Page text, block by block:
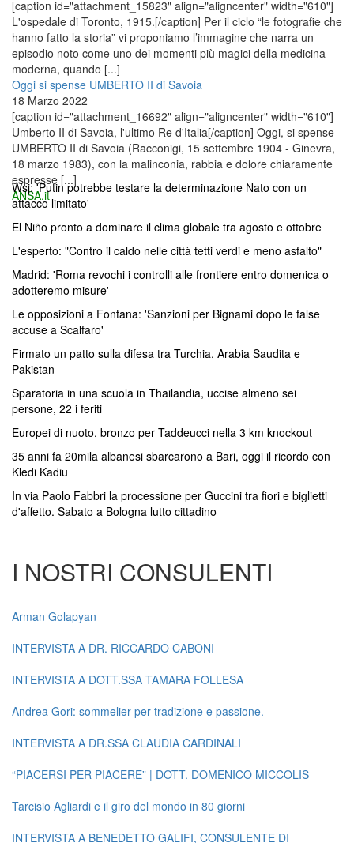
[caption id="attachment_15823" align="aligncenter" width="610"]
L'ospedale di Toronto, 1915.[/caption] Per il ciclo “le fotografie che
hanno fatto la storia” vi proponiamo l’immagine che narra un
episodio noto come uno dei momenti più magici della medicina
moderna, quando [...]
Oggi si spense UMBERTO II di Savoia
18 Marzo 2022
[caption id="attachment_16692" align="aligncenter" width="610"]
Umberto II di Savoia, l'ultimo Re d'Italia[/caption] Oggi, si spense
UMBERTO II di Savoia (Racconigi, 15 settembre 1904 - Ginevra,
18 marzo 1983), con la malinconia, rabbia e dolore chiaramente
espresse [...]
ANSA.it
Wsj: 'Putin potrebbe testare la determinazione Nato con un
attacco limitato'
El Niño pronto a dominare il clima globale tra agosto e ottobre
L'esperto: "Contro il caldo nelle città tetti verdi e meno asfalto"
Madrid: 'Roma revochi i controlli alle frontiere entro domenica o
adotteremo misure'
Le opposizioni a Fontana: 'Sanzioni per Bignami dopo le false
accuse a Scalfaro'
Firmato un patto sulla difesa tra Turchia, Arabia Saudita e
Pakistan
Sparatoria in una scuola in Thailandia, uccise almeno sei
persone, 22 i feriti
Europei di nuoto, bronzo per Taddeucci nella 3 km knockout
35 anni fa 20mila albanesi sbarcarono a Bari, oggi il ricordo con
Kledi Kadiu
In via Paolo Fabbri la processione per Guccini tra fiori e biglietti
d'affetto. Sabato a Bologna lutto cittadino
I NOSTRI CONSULENTI
Arman Golapyan
INTERVISTA A DR. RICCARDO CABONI
INTERVISTA A DOTT.SSA TAMARA FOLLESA
Andrea Gori: sommelier per tradizione e passione.
INTERVISTA A DR.SSA CLAUDIA CARDINALI
“PIACERSI PER PIACERE” | DOTT. DOMENICO MICCOLIS
Tarcisio Agliardi e il giro del mondo in 80 giorni
INTERVISTA A BENEDETTO GALIFI, CONSULENTE DI